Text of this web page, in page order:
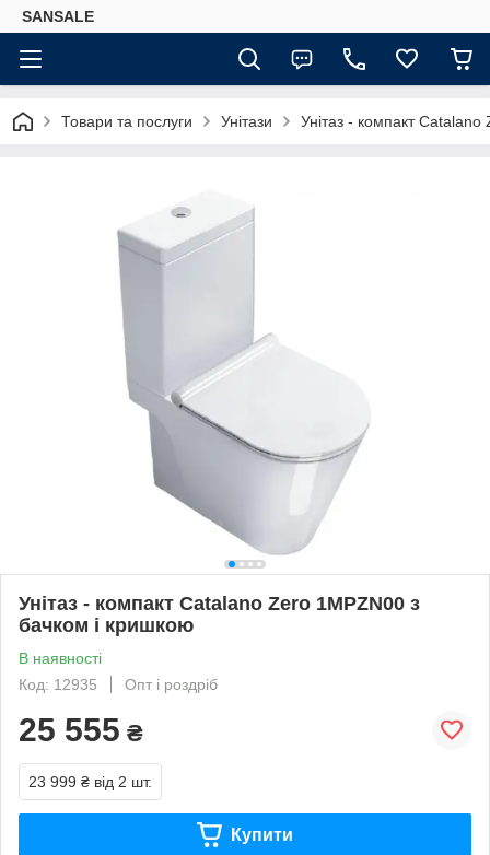
SANSALE
Товари та послуги Унітази Унітаз - компакт
Унітаз - компакт Catalano Zero 1MPZN00 з
бачком і кришкою
В наявності
Код: 12935
Опт і роздріб
25 555 ₴
23 999 ₴ від 2 шт.
Купити